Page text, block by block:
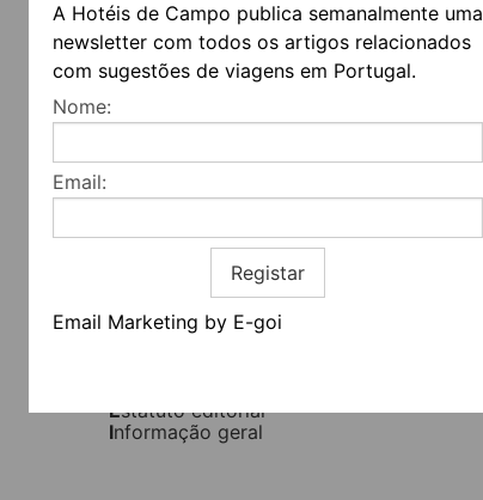
A Hotéis de Campo publica semanalmente uma
newsletter com todos os artigos relacionados
com sugestões de viagens em Portugal.
Nome:
Email:
Registar
Email Marketing by E-goi
Estatuto editorial
Informação geral